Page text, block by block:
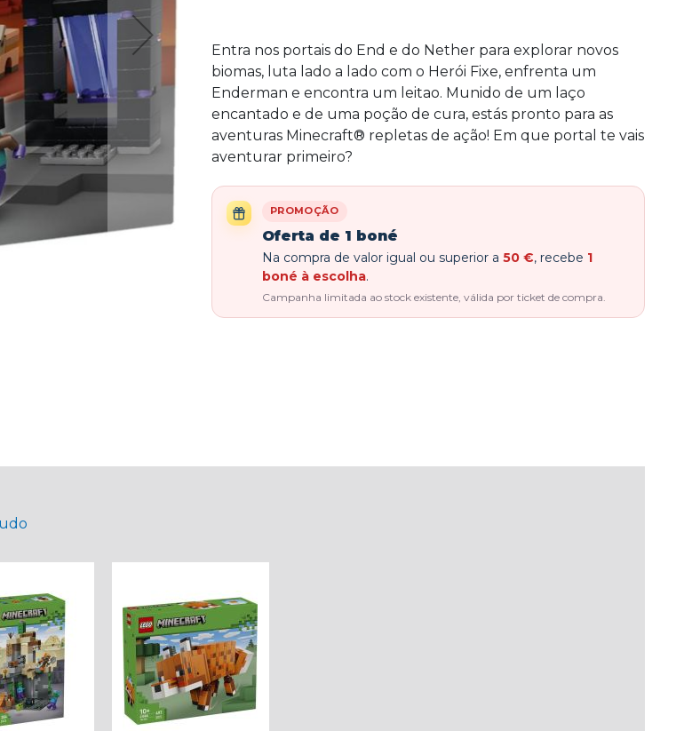
Entra nos portais do End e do Nether para explorar novos
biomas, luta lado a lado com o Herói Fixe, enfrenta um
Enderman e encontra um leitao. Munido de um laço
encantado e de uma poção de cura, estás pronto para as
aventuras Minecraft® repletas de ação! Em que portal te vais
aventurar primeiro?
PROMOÇÃO
Oferta de 1 boné
Na compra de valor igual ou superior a 50 €, recebe 1
boné à escolha.
Campanha limitada ao stock existente, válida por ticket de compra.